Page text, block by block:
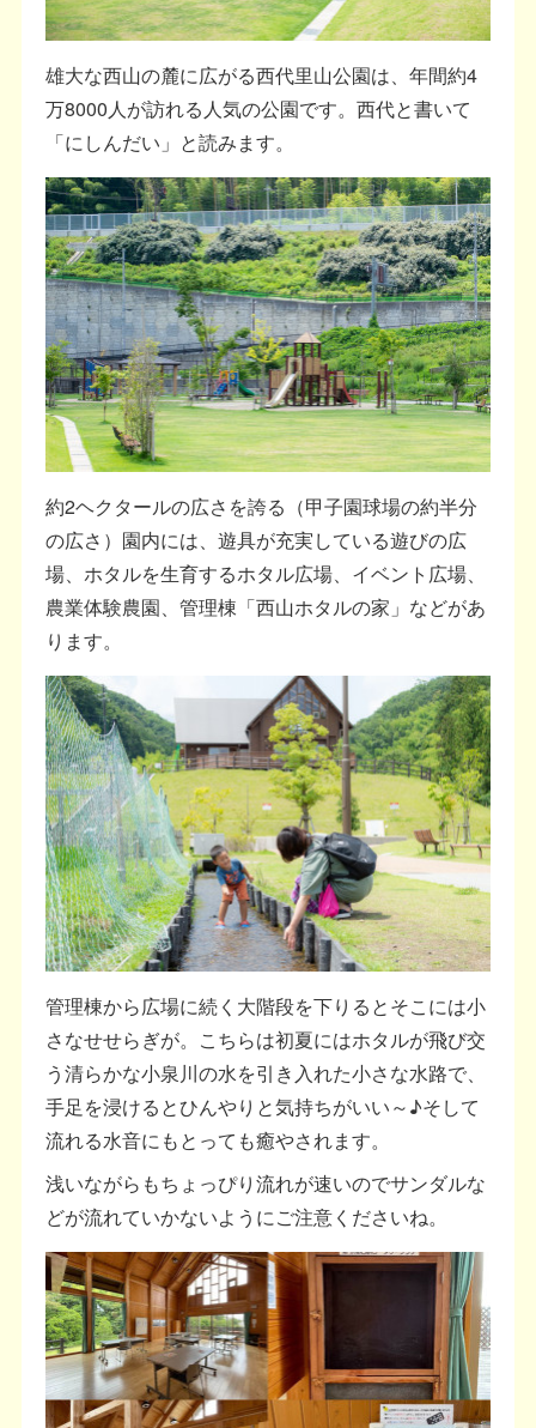
雄大な西山の麓に広がる西代里山公園は、年間約4
万8000人が訪れる人気の公園です。西代と書いて
「にしんだい」と読みます。
約2ヘクタールの広さを誇る（甲子園球場の約半分
の広さ）園内には、遊具が充実している遊びの広
場、ホタルを生育するホタル広場、イベント広場、
農業体験農園、管理棟「西山ホタルの家」などがあ
ります。
管理棟から広場に続く大階段を下りるとそこには小
さなせせらぎが。こちらは初夏にはホタルが飛び交
う清らかな小泉川の水を引き入れた小さな水路で、
手足を浸けるとひんやりと気持ちがいい～♪そして
流れる水音にもとっても癒やされます。
浅いながらもちょっぴり流れが速いのでサンダルな
どが流れていかないようにご注意くださいね。